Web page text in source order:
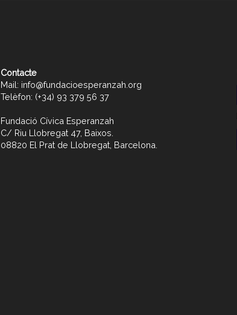
Contacte
Mail: info@fundacioesperanzah.org
Telèfon: (+34) 93 379 56 37
Fundació Cívica Esperanzah
C/ Riu Llobregat 47, Baixos.
08820 El Prat de Llobregat, Barcelona.